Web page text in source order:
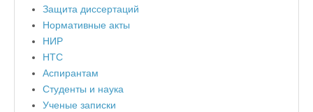
Защита диссертаций
Нормативные акты
НИР
НТС
Аспирантам
Студенты и наука
Ученые записки